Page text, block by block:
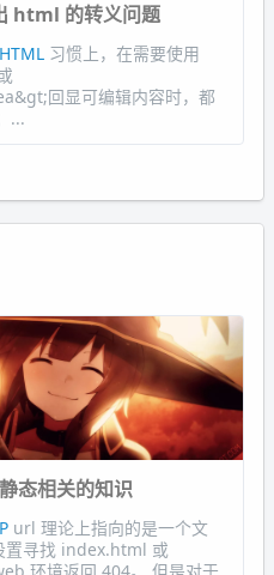
html 的转义问题
习惯上，在需要使用
回显可编辑内容时，都
...
态相关的知识
url 理论上指向的是一个文
置寻找 index.html 或